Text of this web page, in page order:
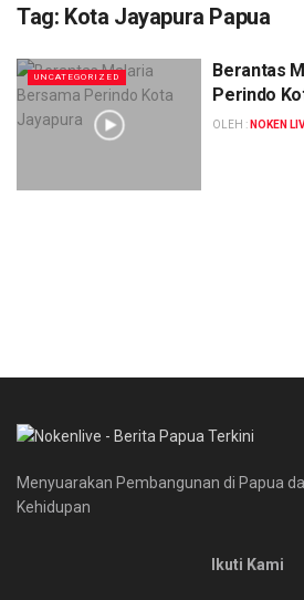
Tag: Kota Jayapura Papua
UNCATEGORIZED
Berantas
Perindo
OLEH : NOKEN
Menyuarakan Pembangunan di Papua
Kehidupan
Ikuti Kami